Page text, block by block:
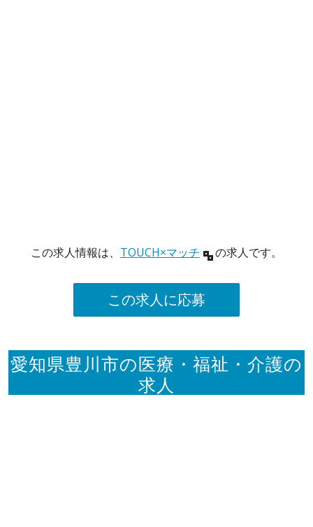
この求人情報は、 TOUCH×マッチ の求人です。
この求人に応募
愛知県豊川市の医療・福祉・介護の
求人